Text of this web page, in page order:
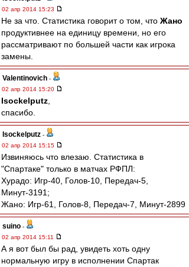
02 апр 2014 15:23
Не за что. Статистика говорит о том, что Жано
продуктивнее на единицу времени, но его
рассматривают по большей части как игрока
замены.
Valentinovich -
02 апр 2014 15:20
Isockelputz
спасибо.
Isockelputz -
02 апр 2014 15:15
Извиняюсь что влезаю. Статистика в
"Спартаке" только в матчах РФПЛ:
Хурадо: Игр-40, Голов-10, Передач-5,
Минут-3191;
Жано: Игр-61, Голов-8, Передач-7, Минут-2899
suino -
02 апр 2014 15:11
А я вот был бы рад, увидеть хоть одну
нормальную игру в исполнении Спартак